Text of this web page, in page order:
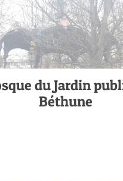
du Jardin
Béthune